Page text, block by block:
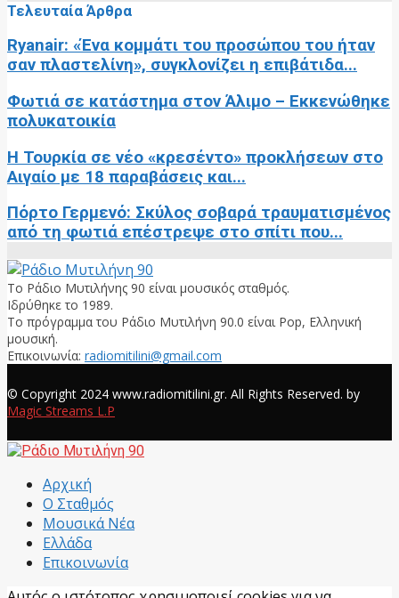
Τελευταία Άρθρα
Ryanair: «Ένα κομμάτι του προσώπου του ήταν
σαν πλαστελίνη», συγκλονίζει η επιβάτιδα...
Φωτιά σε κατάστημα στον Άλιμο – Εκκενώθηκε
πολυκατοικία
Η Τουρκία σε νέο «κρεσέντο» προκλήσεων στο
Αιγαίο με 18 παραβάσεις και...
Πόρτο Γερμενό: Σκύλος σοβαρά τραυματισμένος
από τη φωτιά επέστρεψε στο σπίτι που...
Το Ράδιο Μυτιλήνης 90 είναι μουσικός σταθμός.
Ιδρύθηκε το 1989.
Το πρόγραμμα του Ράδιο Μυτιλήνη 90.0 είναι Pop, Ελληνική
μουσική.
Επικοινωνία: radiomitilini@gmail.com
© Copyright 2024 www.radiomitilini.gr. All Rights Reserved. by
Magic Streams L.P
Αρχική
Ο Σταθμός
Μουσικά Νέα
Ελλάδα
Επικοινωνία